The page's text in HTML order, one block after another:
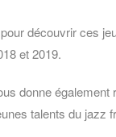
pour découvrir ces
et 2019.
donne
talents du jazz